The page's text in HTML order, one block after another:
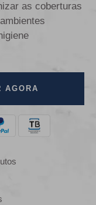
as coberturas
AGORA